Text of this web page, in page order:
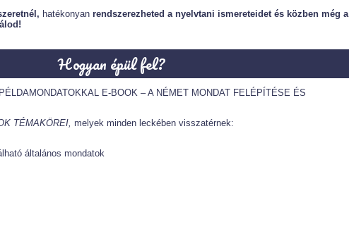
hatékonyan rendszerezheted a nyelvtani ismereteidet és közben még a
Hogyan épül fel?
E-BOOK – A NÉMET MONDAT FELÉPÍTÉSE ÉS
TÉMAKÖREI, melyek minden leckében visszatérnek:
általános mondatok